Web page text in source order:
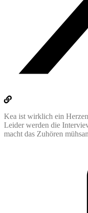
Kea ist wirklich ein
Leider werden die
macht das Zuhören